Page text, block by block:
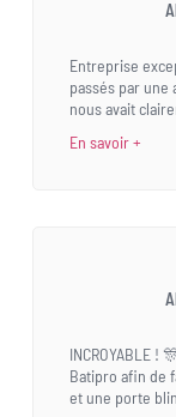
Entreprise
passés par
nous avait
En savoir +
INCROYABLE !
Batipro afin de
et une porte